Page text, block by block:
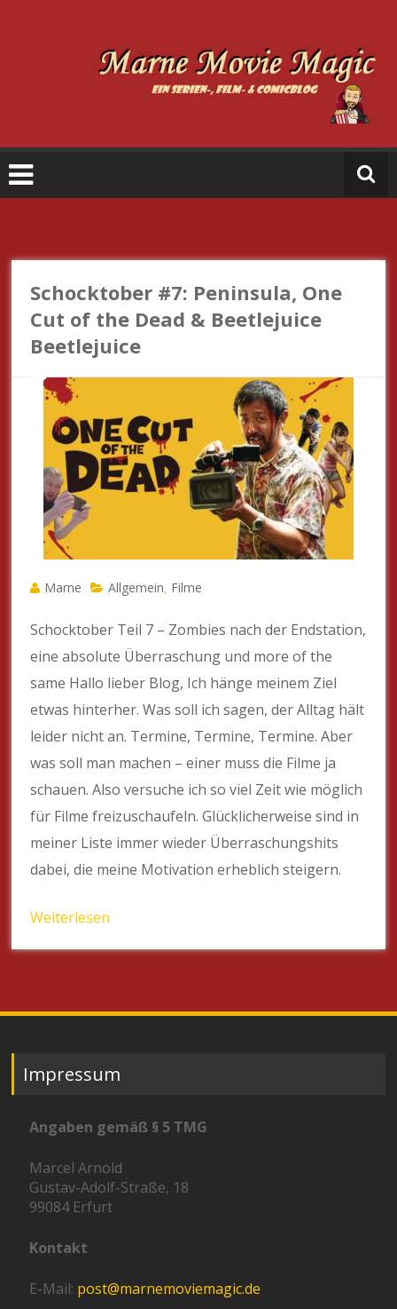
a
e
o
vi
e
M
a
gi
c
Schocktober #7: Peninsula, One
Cut of the Dead & Beetlejuice
Beetlejuice
Marne Allgemein Filme
Schocktober Teil 7 – Zombies nach der Endstation,
eine absolute Überraschung und more of the
same Hallo lieber Blog, Ich hänge meinem Ziel
etwas hinterher. Was soll ich sagen, der Alltag hält
leider nicht an. Termine, Termine, Termine. Aber
was soll man machen – einer muss die Filme ja
schauen. Also versuche ich so viel Zeit wie möglich
für Filme freizuschaufeln. Glücklicherweise sind in
meiner Liste immer wieder Überraschungshits
dabei, die meine Motivation erheblich steigern.
Weiterlesen
Impressum
Angaben gemäß § 5 TMG
Marcel Arnold
Gustav-Adolf-Straße, 18
99084 Erfurt
Kontakt
E-Mail: post@marnemoviemagic.de